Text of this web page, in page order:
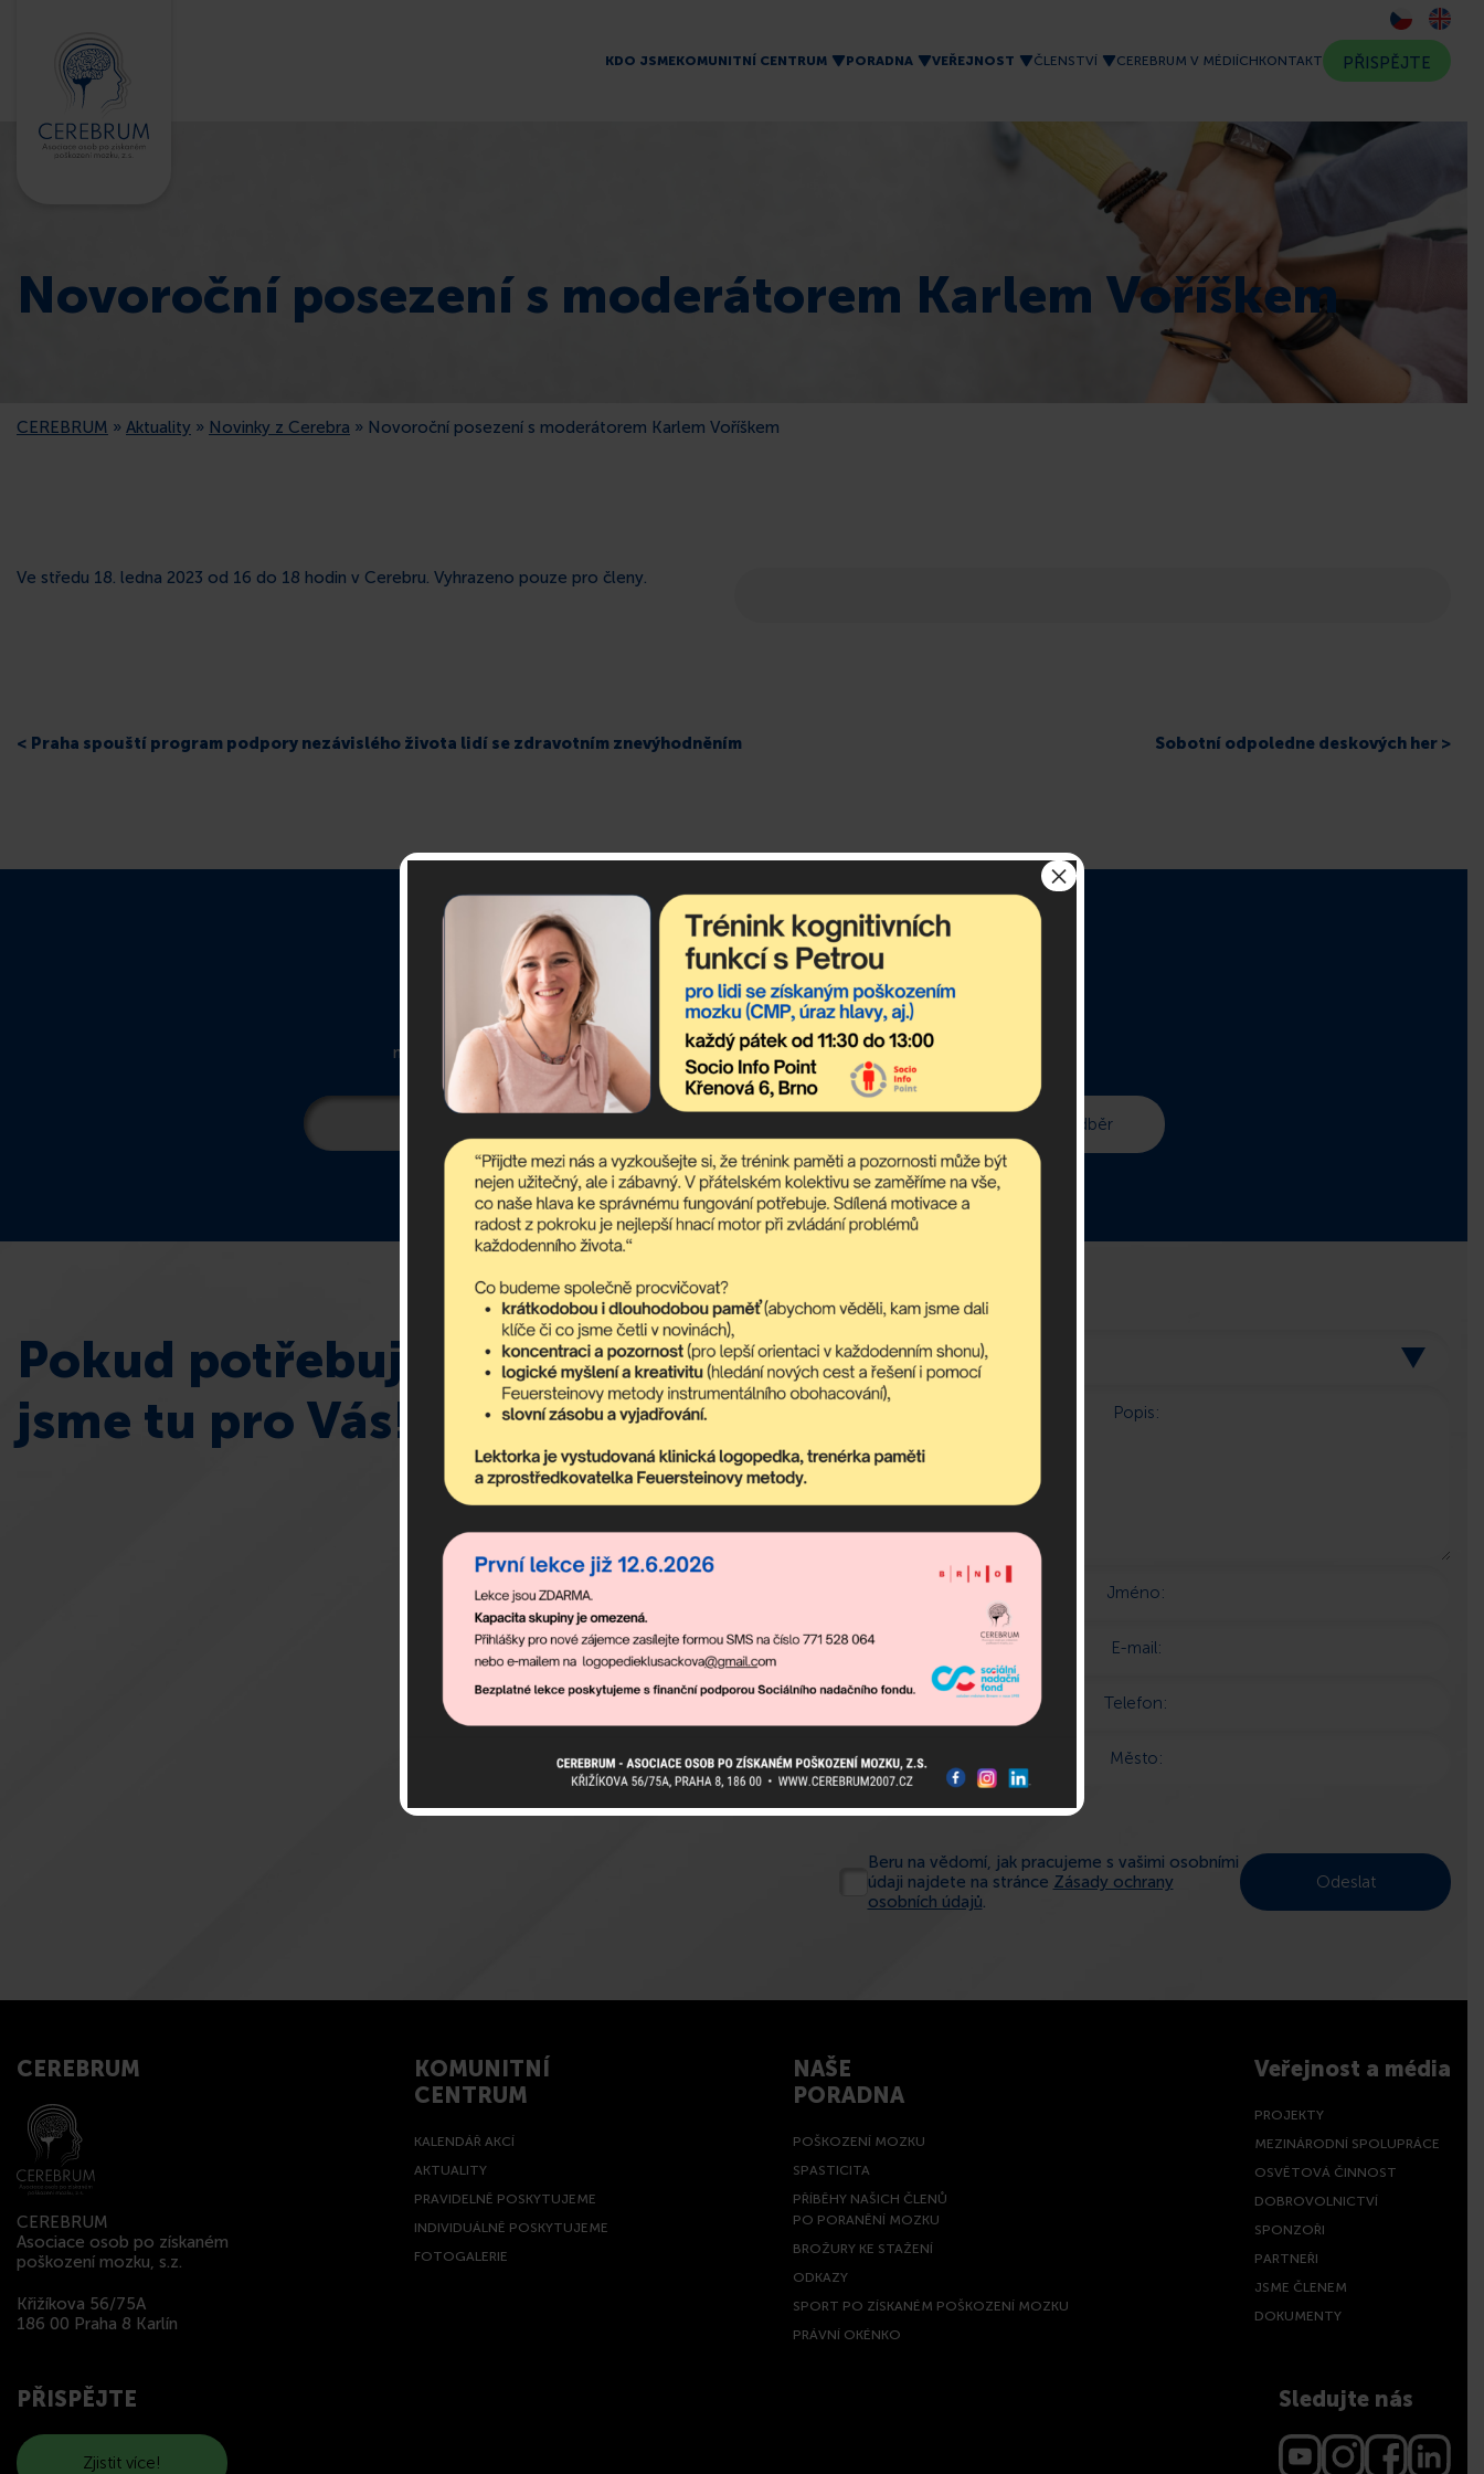
KDO JSMEKOMUNITNÍ CENTRUM PORADNA VEŘEJNOST ČLENSTVÍ CEREBRUM V MÉDIÍCHKONTAKT PŘISPĚJTE
Novoroční posezení s moderátorem Karlem Voříškem
CEREBRUM » Aktuality » Novinky z Cerebra » Novoroční posezení s moderátorem Karlem Voříškem
Ve středu 18. ledna 2023 od 16 do 18 hodin v Cerebru. Vyhrazeno pouze pro členy.
< Praha spouští program podpory nezávislého života lidí se zdravotním znevýhodněním Sobotní odpoledne deskových her >
Odebírejte newsletter!
newsletter obsahuje nejaktuálnější nadcházející akce komunitního centra a dění v asociaci.
Pokud potřebujete poradit,
jsme tu pro Vás!
Popis:
Jméno:
E-mail:
Telefon:
Město:
Beru na vědomí, jak pracujeme s vašimi osobními
údaji najdete na stránce Zásady ochrany
osobních údajů.
CEREBRUM
CEREBRUM
Asociace osob po získaném
poškození mozku, s.z.
Křižíkova 56/75A
186 00 Praha 8 Karlín
KOMUNITNÍ
CENTRUM
KALENDÁŘ AKCÍ
AKTUALITY
PRAVIDELNĚ POSKYTUJEME
INDIVIDUÁLNĚ POSKYTUJEME
FOTOGALERIE
NAŠE
PORADNA
POŠKOZENÍ MOZKU
SPASTICITA
PŘÍBĚHY NAŠICH ČLENŮ
PO PORANĚNÍ MOZKU
BROŽURY KE STAŽENÍ
ODKAZY
SPORT PO ZÍSKANÉM POŠKOZENÍ MOZKU
PRÁVNÍ OKÉNKO
Veřejnost a média
PROJEKTY
MEZINÁRODNÍ SPOLUPRÁCE
OSVĚTOVÁ ČINNOST
DOBROVOLNICTVÍ
SPONZOŘI
PARTNEŘI
JSME ČLENEM
DOKUMENTY
PŘISPĚJTE
Zjistit více!
Sledujte nás
×